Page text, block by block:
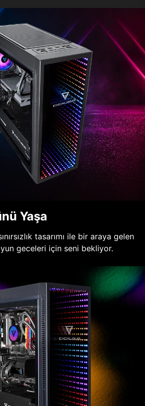
Yaşa
tasarımı ile bir araya gelen
geceleri için seni bekliyor.